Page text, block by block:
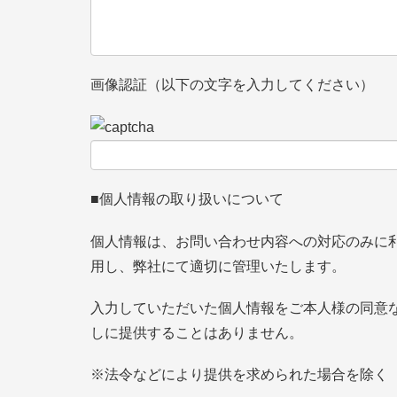
画像認証（以下の文字を入力してください）
■個人情報の取り扱いについて
個人情報は、お問い合わせ内容への対応のみに
用し、弊社にて適切に管理いたします。
入力していただいた個人情報をご本人様の同意
しに提供することはありません。
※法令などにより提供を求められた場合を除く